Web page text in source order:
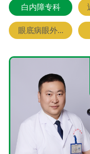
白内障专科
眼底病眼外...